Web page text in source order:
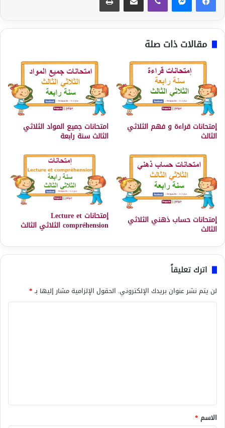
مقالات ذات صلة
إمتحانات قراءة و فهم الثلاثي
الثالث
امتحانات جميع المواد الثلاثي
الثالث سنة رابعة
إمتحانات حساب ذهني الثلاثي
الثالث
إمتحانات Lecture et
compréhension الثلاثي الثالث
اترك تعليقاً
لن يتم نشر عنوان بريدك الإلكتروني. الحقول الإلزامية مشار إليها بـ*
*
الاسم *